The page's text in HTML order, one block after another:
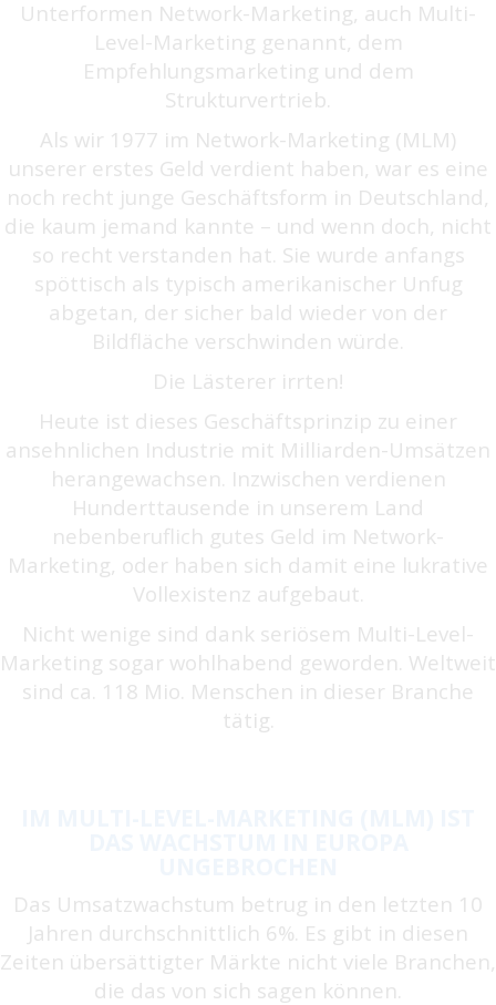
Unterformen Network-Marketing, auch Multi-
Level-Marketing genannt, dem
Empfehlungsmarketing und dem
Strukturvertrieb.
Als wir 1977 im Network-Marketing (MLM)
unserer erstes Geld verdient haben, war es eine
noch recht junge Geschäftsform in Deutschland,
die kaum jemand kannte – und wenn doch, nicht
so recht verstanden hat. Sie wurde anfangs
spöttisch als typisch amerikanischer Unfug
abgetan, der sicher bald wieder von der
Bildfläche verschwinden würde.
Die Lästerer irrten!
Heute ist dieses Geschäftsprinzip zu einer
ansehnlichen Industrie mit Milliarden-Umsätzen
herangewachsen. Inzwischen verdienen
Hunderttausende in unserem Land
nebenberuflich gutes Geld im Network-
Marketing, oder haben sich damit eine lukrative
Vollexistenz aufgebaut.
Nicht wenige sind dank seriösem Multi-Level-
Marketing sogar wohlhabend geworden. Weltweit
sind ca. 118 Mio. Menschen in dieser Branche
tätig.
Das Umsatzwachstum betrug in den letzten 10
Jahren durchschnittlich 6%. Es gibt in diesen
Zeiten übersättigter Märkte nicht viele Branchen,
die das von sich sagen können.